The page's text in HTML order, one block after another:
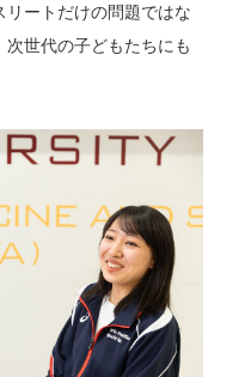
ートだけの問題ではな
世代の子どもたちにも